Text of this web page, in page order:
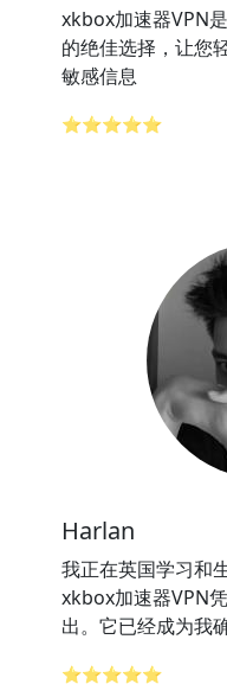
xkbox加速器VPN
的绝佳选择，让您
敏感信息
⭐⭐⭐⭐⭐
Harlan
我正在英国学习和
xkbox加速器VPN
出。它已经成为我
⭐⭐⭐⭐⭐